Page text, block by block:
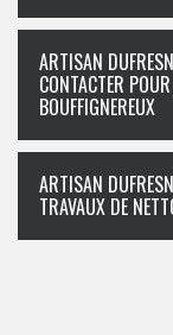
ARTISAN
CONTACTER
BOUFFIGNEREUX
ARTISAN
TRAVAUX DE